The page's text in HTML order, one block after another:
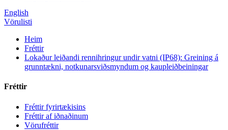
English
Vörulisti
Heim
Fréttir
Lokaður leiðandi rennihringur undir vatni (IP68): Greining á
grunntækni, notkunarsviðsmyndum og kaupleiðbeiningar
Fréttir
Fréttir fyrirtækisins
Fréttir af iðnaðinum
Vörufréttir